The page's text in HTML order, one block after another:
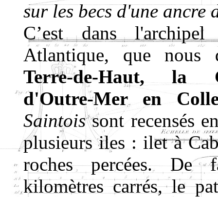
sur les becs d'une ancre
C’est dans
Atlantique, que nous
Terre-de-Haut, la
d'Outre-Mer en
Saintoissont recensés
plusieurs iles : ilet à
roches percées. De
kilomètres carrés, le